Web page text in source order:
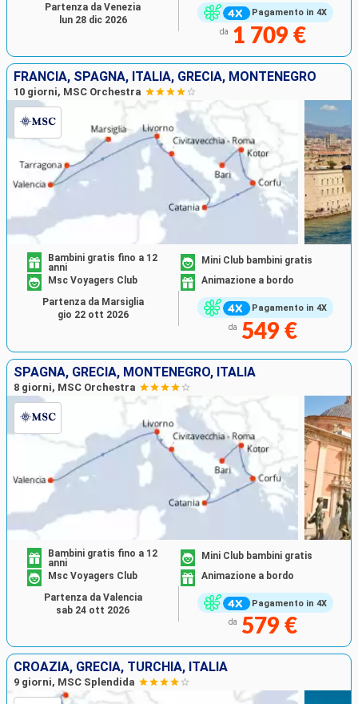
Pagamento in 4X
da 1 709 €
Partenza da Venezia
lun 28 dic 2026
FRANCIA, SPAGNA, ITALIA, GRECIA, MONTENEGRO
10 giorni, MSC Orchestra
Pagamento in 4X
Bambini gratis fino a 12
anni
Mini Club bambini gratis
Msc Voyagers Club
Animazione a bordo
da 549 €
Partenza da Marsiglia
gio 22 ott 2026
SPAGNA, GRECIA, MONTENEGRO, ITALIA
8 giorni, MSC Orchestra
Pagamento in 4X
Bambini gratis fino a 12
anni
Mini Club bambini gratis
Msc Voyagers Club
Animazione a bordo
da 579 €
Partenza da Valencia
sab 24 ott 2026
CROAZIA, GRECIA, TURCHIA, ITALIA
9 giorni, MSC Splendida